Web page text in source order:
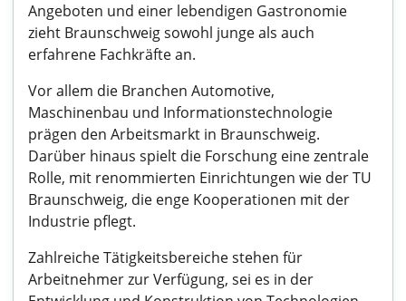
Angeboten und einer lebendigen Gastronomie
zieht Braunschweig sowohl junge als auch
erfahrene Fachkräfte an.
Vor allem die Branchen Automotive,
Maschinenbau und Informationstechnologie
prägen den Arbeitsmarkt in Braunschweig.
Darüber hinaus spielt die Forschung eine zentrale
Rolle, mit renommierten Einrichtungen wie der TU
Braunschweig, die enge Kooperationen mit der
Industrie pflegt.
Zahlreiche Tätigkeitsbereiche stehen für
Arbeitnehmer zur Verfügung, sei es in der